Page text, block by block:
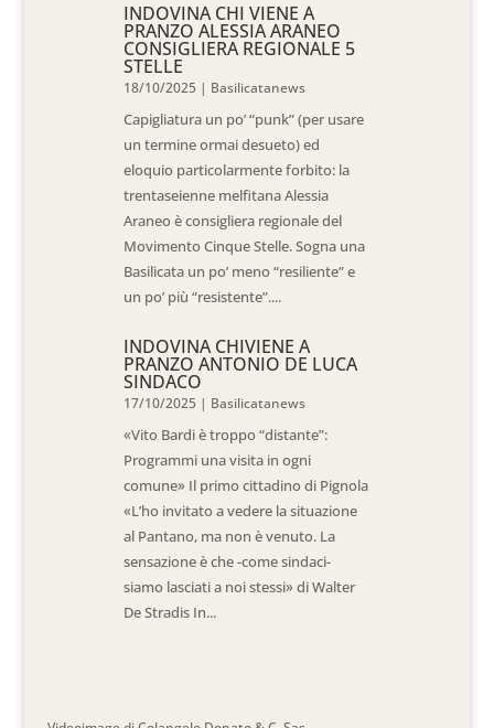
INDOVINA CHI VIENE A
PRANZO ALESSIA ARANEO
CONSIGLIERA REGIONALE 5
STELLE
18/10/2025 | Basilicatanews
Capigliatura un po’ “punk” (per usare
un termine ormai desueto) ed
eloquio particolarmente forbito: la
trentaseienne melfitana Alessia
Araneo è consigliera regionale del
Movimento Cinque Stelle. Sogna una
Basilicata un po’ meno “resiliente” e
un po’ più “resistente”....
INDOVINA CHIVIENE A
PRANZO ANTONIO DE LUCA
SINDACO
17/10/2025 | Basilicatanews
«Vito Bardi è troppo “distante”:
Programmi una visita in ogni
comune» Il primo cittadino di Pignola
«L’ho invitato a vedere la situazione
al Pantano, ma non è venuto. La
sensazione è che -come sindaci-
siamo lasciati a noi stessi» di Walter
De Stradis In...